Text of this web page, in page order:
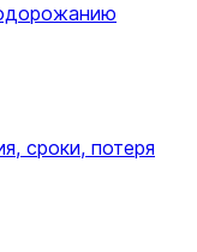
сроки, потеря